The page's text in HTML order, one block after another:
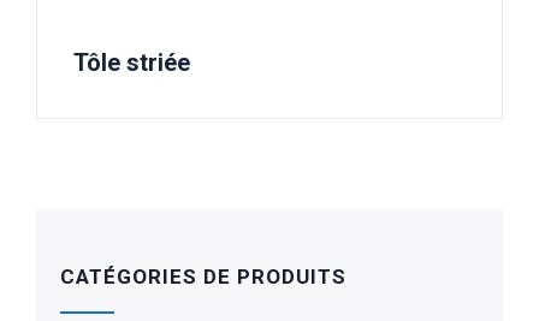
Tôle striée
CATÉGORIES DE PRODUITS